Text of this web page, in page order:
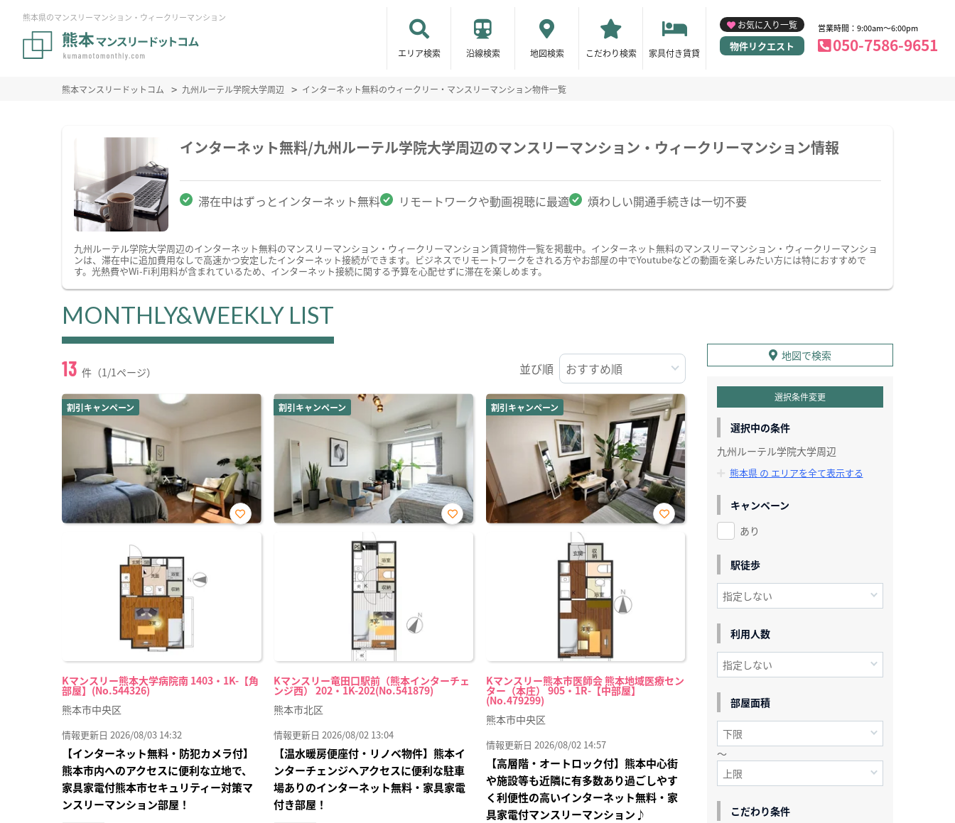
熊本県のマンスリーマンション・ウィークリーマンション
エリア検索 沿線検索 地図検索 こだわり検索 家具付き賃貸
お気に入り一覧
物件リクエスト
営業時間：9:00am～6:00pm
050-7586-9651
熊本マンスリードットコム 九州ルーテル学院大学周辺 インターネット無料のウィークリー・マンスリーマンション物件一覧
インターネット無料/九州ルーテル学院大学周辺のマンスリーマンション・ウィークリーマンション情報
滞在中はずっとインターネット無料 リモートワークや動画視聴に最適 煩わしい開通手続きは一切不要
九州ルーテル学院大学周辺のインターネット無料のマンスリーマンション・ウィークリーマンション賃貸物件一覧を掲載中。インターネット無料のマンスリーマンション・ウィークリーマンショ
ンは、滞在中に追加費用なしで高速かつ安定したインターネット接続ができます。ビジネスでリモートワークをされる方やお部屋の中でYoutubeなどの動画を楽しみたい方には特におすすめで
す。光熱費やWi-Fi利用料が含まれているため、インターネット接続に関する予算を心配せずに滞在を楽しめます。
MONTHLY&WEEKLY LIST
13 件（1/1ページ） 並び順
割引キャンペーン
Kマンスリー熊本大学病院南 1403・1K-【角
部屋】(No.544326)
お気
熊本市中央区
情報更新日 2026/08/03 14:32
【インターネット無料・防犯カメラ付】
熊本市内へのアクセスに便利な立地で、
家具家電付熊本市セキュリティー対策マ
ンスリーマンション部屋！
割引キャンペーン
Kマンスリー竜田口駅前（熊本インターチェ
ンジ西） 202・1K-202(No.541879)
お気
熊本市北区
情報更新日 2026/08/02 13:04
【温水暖房便座付・リノベ物件】熊本イ
ンターチェンジへアクセスに便利な駐車
場ありのインターネット無料・家具家電
付き部屋！
割引キャンペーン
Kマンスリー熊本市医師会 熊本地域医療セン
ター（本庄） 905・1R-【中部屋】
(No.479299)
お気
熊本市中央区
情報更新日 2026/08/02 14:57
【高層階・オートロック付】熊本中心街
や施設等も近隣に有多数あり過ごしやす
く利便性の高いインターネット無料・家
具家電付マンスリーマンション♪
地図で検索
選択条件変更
選択中の条件
九州ルーテル学院大学周辺
熊本県 の エリアを全て表示する
キャンペーン
あり
駅徒歩
利用人数
部屋面積
～
こだわり条件